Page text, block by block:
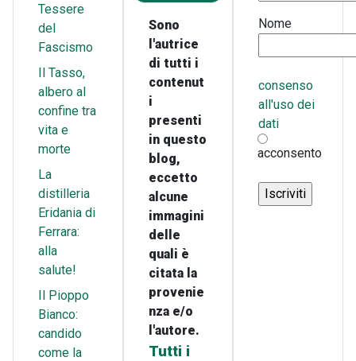
Tessere
del
Fascismo
Il Tasso,
albero al
confine tra
vita e
morte
La
distilleria
Eridania di
Ferrara:
alla
salute!
Il Pioppo
Bianco:
candido
come la
Sono
l'autrice
di tutti i
contenut
i
presenti
in questo
blog,
eccetto
alcune
immagini
delle
quali è
citata la
provenie
nza e/o
l'autore.
Tutti i
Nome
consenso
all'uso dei
dati
acconsento